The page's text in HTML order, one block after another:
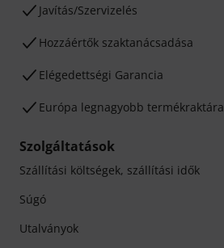
Javítás/Szervizelés
Hozzáértők szaktanácsadása
Elégedettségi Garancia
Európa legnagyobb termékraktára
Szolgáltatások
Szállítási költségek, szállítási idők
Súgó
Utalványok